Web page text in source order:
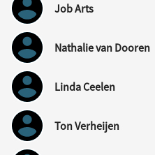
Job Arts
Nathalie van Dooren
Linda Ceelen
Ton Verheijen